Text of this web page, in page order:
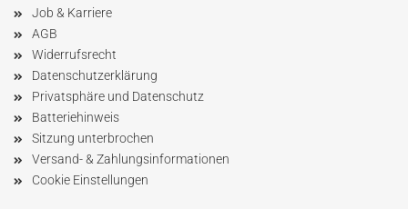
Job & Karriere
AGB
Widerrufsrecht
Datenschutzerklärung
Privatsphäre und Datenschutz
Batteriehinweis
Sitzung unterbrochen
Versand- & Zahlungsinformationen
Cookie Einstellungen